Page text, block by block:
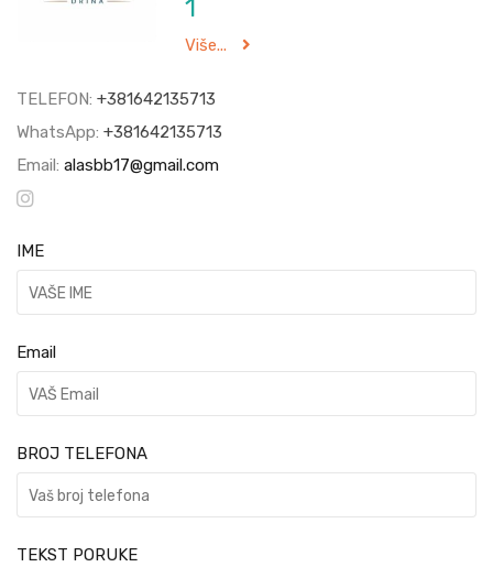
1
Više...
TELEFON: +381642135713
WhatsApp: +381642135713
Email: alasbb17@gmail.com
IME
Email
BROJ TELEFONA
TEKST PORUKE